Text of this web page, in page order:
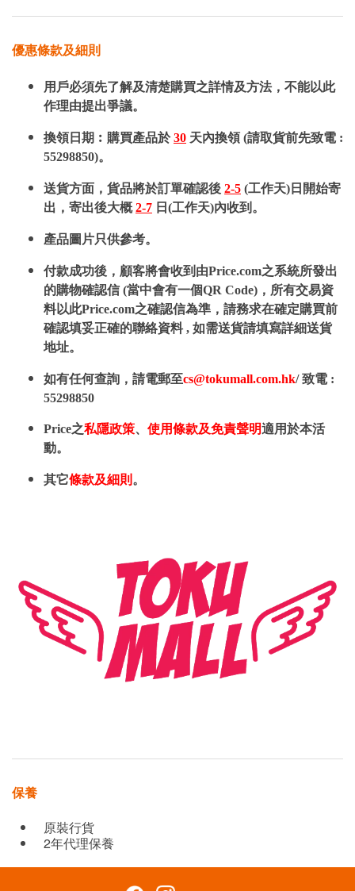
優惠條款及細則
用戶必須先了解及清楚購買之詳情及方法，不能以此
作理由提出爭議。
換領日期︰購買產品於30 天內換領 (請取貨前先致電 :
55298850)。
送貨方面，貨品將於訂單確認後 2-5 (工作天)日開始寄
出，寄出後大概2-7 日(工作天)內收到。
產品圖片只供參考。
付款成功後，顧客將會收到由Price.com之系統所發出
的購物確認信 (當中會有一個QR Code)，所有交易資
料以此Price.com之確認信為準，請務求在確定購買前
確認填妥正確的聯絡資料 , 如需送貨請填寫詳細送貨
地址。
如有任何查詢，請電郵至cs@tokumall.com.hk/ 致電 :
55298850
Price之私隱政策、 使用條款及免責聲明適用於本活
動。
其它條款及細則 。
保養
原裝行貨
2年代理保養